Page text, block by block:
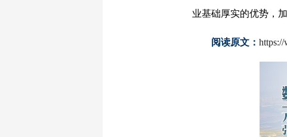
业基础厚实的优势，
阅读原文： https://